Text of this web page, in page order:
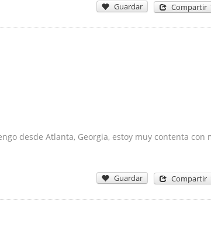
Guardar Compartir
desde Atlanta, Georgia, estoy muy contenta con
Guardar Compartir